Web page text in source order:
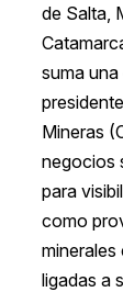
de Salta,
suma
Mineras
negocios
para
como
ligadas a